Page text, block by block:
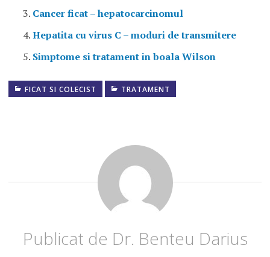
Cancer ficat – hepatocarcinomul
Hepatita cu virus C – moduri de transmitere
Simptome si tratament in boala Wilson
FICAT SI COLECIST
TRATAMENT
ACTIVITATE
DECOMPENSATA
DIETA
Publicat de Dr. Benteu Darius